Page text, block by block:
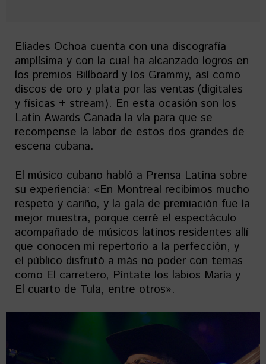
Eliades Ochoa cuenta con una discografía
amplísima y con la cual ha alcanzado logros en
los premios Billboard y los Grammy, así como
discos de oro y plata por las ventas (digitales
y físicas + stream). En esta ocasión son los
Latin Awards Canada la vía para que se
recompense la labor de estos dos grandes de
escena cubana.
El músico cubano habló a Prensa Latina sobre
su experiencia: «En Montreal recibimos mucho
respeto y cariño, y la gala de premiación fue la
mejor muestra, porque cerré el espectáculo
acompañado de músicos latinos residentes allí
que conocen mi repertorio a la perfección, y
el público disfrutó a más no poder con temas
como El carretero, Píntate los labios María y
El cuarto de Tula, entre otros».